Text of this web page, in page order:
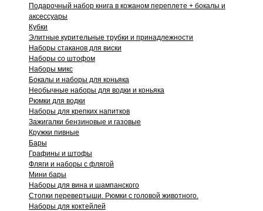
Подарочный набор книга в кожаном переплете + бокалы и
аксессуары
Кубки
Элитные курительные трубки и принадлежности
Наборы стаканов для виски
Наборы со штофом
Наборы микс
Бокалы и наборы для коньяка
Необычные наборы для водки и коньяка
Рюмки для водки
Наборы для крепких напитков
Зажигалки бензиновые и газовые
Кружки пивные
Бары
Графины и штофы
Фляги и наборы с флягой
Мини бары
Наборы для вина и шампанского
Стопки перевертыши. Рюмки с головой животного.
Наборы для коктейлей